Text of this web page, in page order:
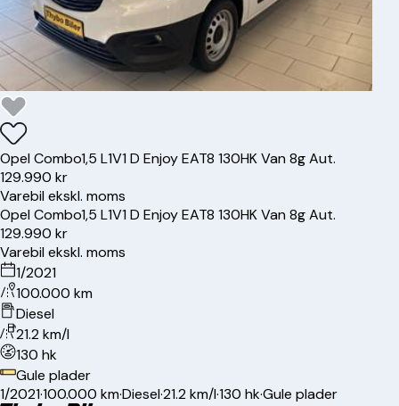
OpelCombo1,5 L1V1 D Enjoy EAT8 130HK Van 8g Aut.
129.990 kr
Varebil ekskl. moms
OpelCombo1,5 L1V1 D Enjoy EAT8 130HK Van 8g Aut.
129.990 kr
Varebil ekskl. moms
1/2021
100.000 km
Diesel
21.2 km/l
130 hk
Gule plader
1/2021·100.000 km·Diesel·21.2 km/l·130 hk·Gule plader